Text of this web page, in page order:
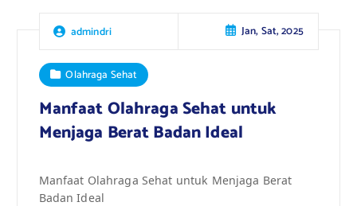
admindri Jan, Sat, 2025
Olahraga Sehat
Manfaat Olahraga Sehat untuk
Menjaga Berat Badan Ideal
Manfaat Olahraga Sehat untuk Menjaga Berat
Badan Ideal